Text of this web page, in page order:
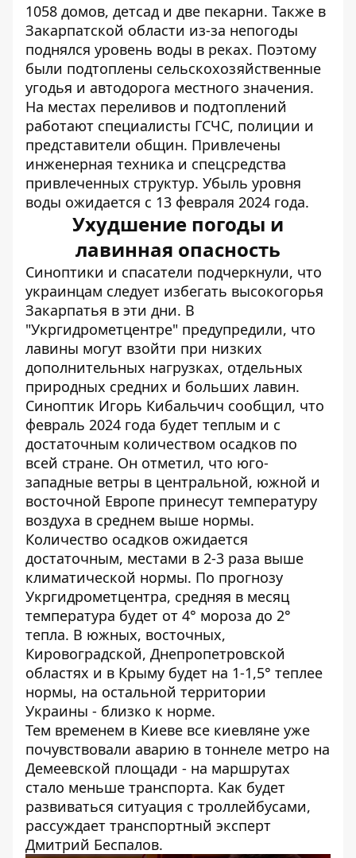
1058 домов, детсад и две пекарни. Также в
Закарпатской области из-за непогоды
поднялся уровень воды в реках. Поэтому
были подтоплены сельскохозяйственные
угодья и автодорога местного значения.
На местах переливов и подтоплений
работают специалисты ГСЧС, полиции и
представители общин. Привлечены
инженерная техника и спецсредства
привлеченных структур. Убыль уровня
воды ожидается с 13 февраля 2024 года.
Ухудшение погоды и
лавинная опасность
Синоптики и спасатели подчеркнули, что
украинцам следует избегать высокогорья
Закарпатья в эти дни. В
"Укргидрометцентре" предупредили, что
лавины могут взойти при низких
дополнительных нагрузках, отдельных
природных средних и больших лавин.
Синоптик Игорь Кибальчич сообщил, что
февраль 2024 года будет теплым и с
достаточным количеством осадков по
всей стране. Он отметил, что юго-
западные ветры в центральной, южной и
восточной Европе принесут температуру
воздуха в среднем выше нормы.
Количество осадков ожидается
достаточным, местами в 2-3 раза выше
климатической нормы. По прогнозу
Укргидрометцентра, средняя в месяц
температура будет от 4° мороза до 2°
тепла. В южных, восточных,
Кировоградской, Днепропетровской
областях и в Крыму будет на 1-1,5° теплее
нормы, на остальной территории
Украины - близко к норме.
Тем временем в Киеве все киевляне уже
почувствовали аварию в тоннеле метро на
Демеевской площади - на маршрутах
стало меньше транспорта. Как будет
развиваться ситуация с троллейбусами,
рассуждает транспортный эксперт
Дмитрий Беспалов.